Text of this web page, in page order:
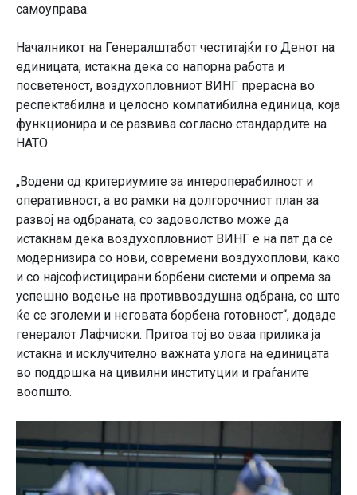
самоуправа.
Началникот на Генералштабот честитајќи го Денот на
единицата, истакна дека со напорна работа и
посветеност, воздухопловниот ВИНГ прерасна во
респектабилна и целосно компатибилна единица, која
функционира и се развива согласно стандардите на
НАТО.
„Водени од критериумите за интероперабилност и
оперативност, а во рамки на долгорочниот план за
развој на одбраната, со задоволство може да
истакнам дека воздухопловниот ВИНГ е на пат да се
модернизира со нови, современи воздухоплови, како
и со најсофистицирани борбени системи и опрема за
успешно водење на противвоздушна одбрана, со што
ќе се зголеми и неговата борбена готовност“, додаде
генералот Лафчиски. Притоа тој во оваа прилика ја
истакна и исклучително важната улога на единицата
во поддршка на цивилни институции и граѓаните
воопшто.